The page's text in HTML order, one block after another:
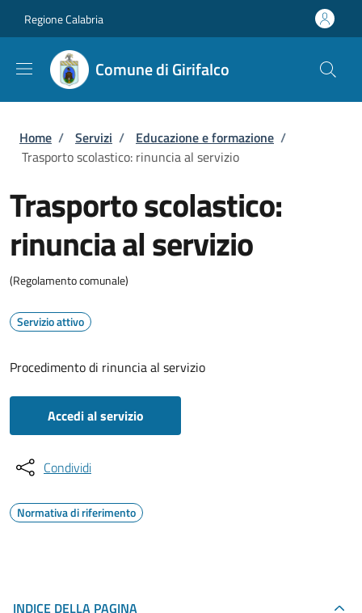
Regione Calabria
Comune di Girifalco
Briciole di pane
Home / Servizi / Educazione e formazione /
Trasporto scolastico: rinuncia al servizio
Trasporto scolastico:
rinuncia al servizio
(Regolamento comunale)
Servizio attivo
Procedimento di rinuncia al servizio
Accedi al servizio
Condividi
Normativa di riferimento
INDICE DELLA PAGINA